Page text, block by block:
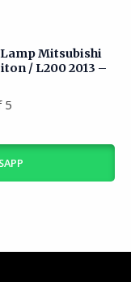
Mitsubishi
/ L200 2013 –
5